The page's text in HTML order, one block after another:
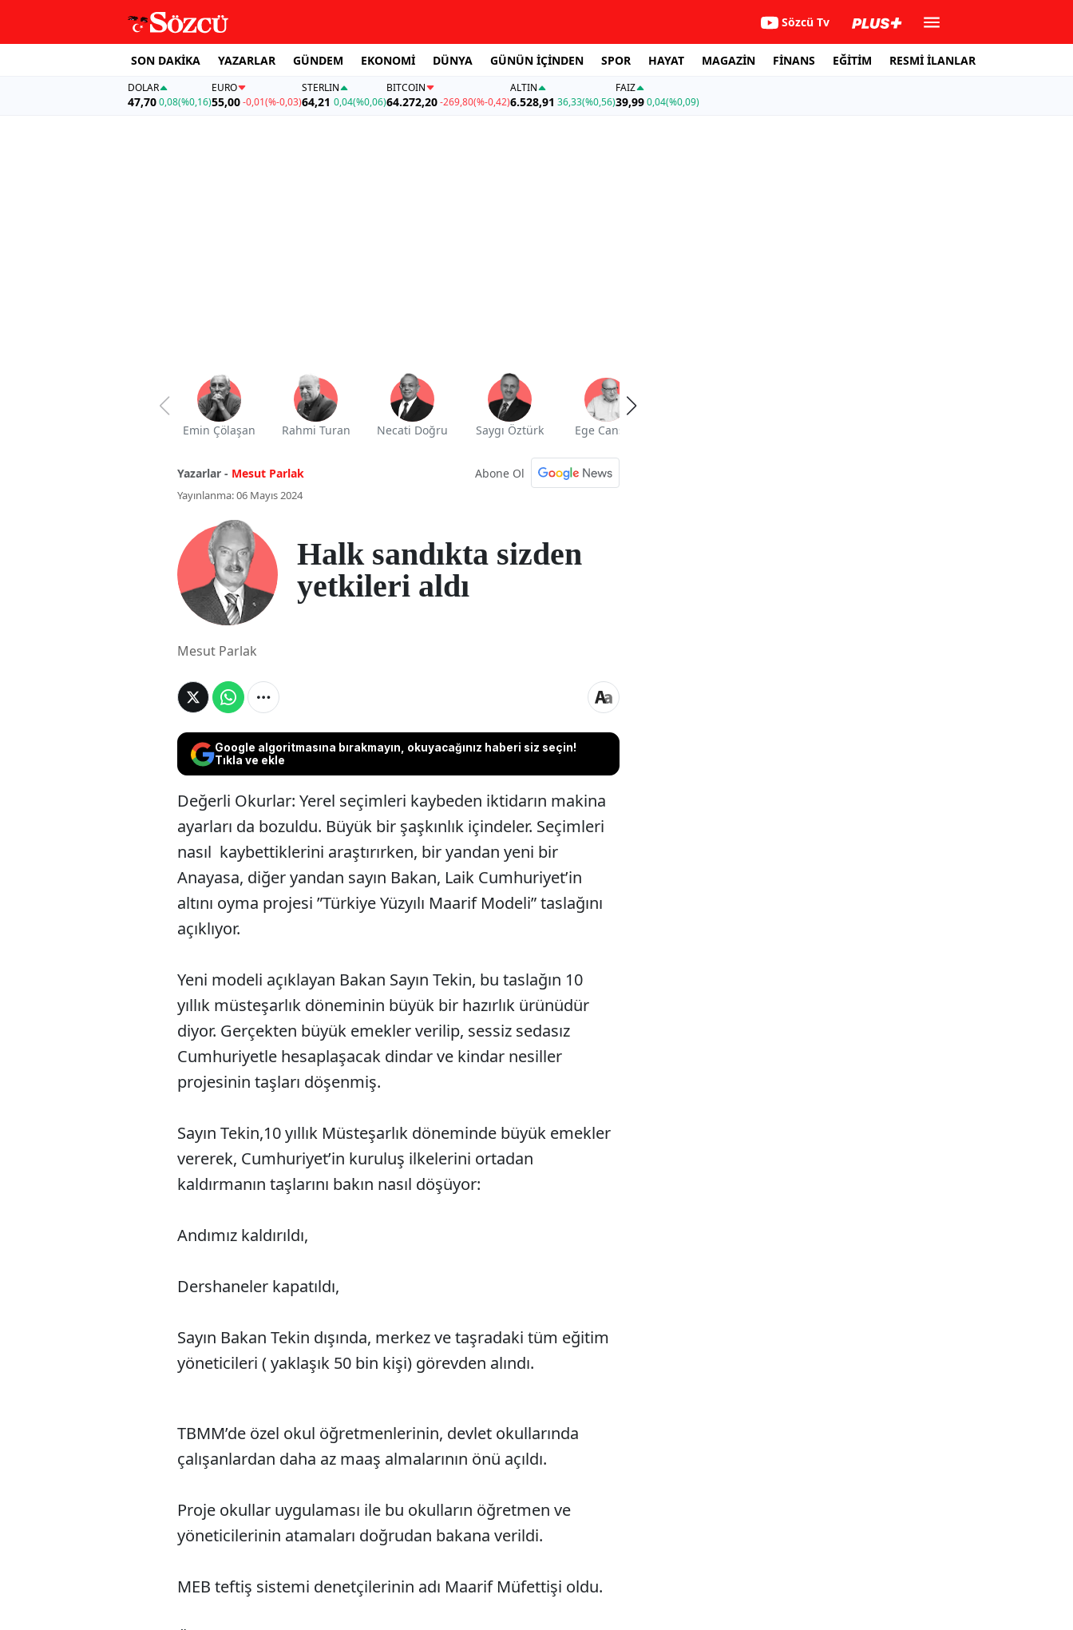
Sözcü Tv
SON DAKİKA YAZARLAR GÜNDEM EKONOMİ DÜNYA GÜNÜN İÇİNDEN SPOR HAYAT MAGAZİN FİNANS EĞİTİM RESMİ İLANLAR
DOLAR
47,700,08(%0,16)
EURO
55,00 -0,01(%-0,03)
STERLIN
64,21 0,04(%0,06)
BITCOIN
64.272,20-269,80(%-0,42)
ALTIN
6.528,91 36,33(%0,56)
FAİZ
39,990,04(%0,09)
Emin Çölaşan Rahmi Turan Necati Doğru Saygı Öztürk Ege Cansen
Yazarlar - Mesut Parlak Abone Ol
Yayınlanma: 06 Mayıs 2024
Halk sandıkta sizden
yetkileri aldı
Mesut Parlak
Google algoritmasına bırakmayın, okuyacağınız haberi siz seçin!
Tıkla ve ekle
Değerli Okurlar: Yerel seçimleri kaybeden iktidarın makina
ayarları da bozuldu. Büyük bir şaşkınlık içindeler. Seçimleri
nasıl kaybettiklerini araştırırken, bir yandan yeni bir
Anayasa, diğer yandan sayın Bakan, Laik Cumhuriyet’in
altını oyma projesi ”Türkiye Yüzyılı Maarif Modeli” taslağını
açıklıyor.
Yeni modeli açıklayan Bakan Sayın Tekin, bu taslağın 10
yıllık müsteşarlık döneminin büyük bir hazırlık ürünüdür
diyor. Gerçekten büyük emekler verilip, sessiz sedasız
Cumhuriyetle hesaplaşacak dindar ve kindar nesiller
projesinin taşları döşenmiş.
Sayın Tekin,10 yıllık Müsteşarlık döneminde büyük emekler
vererek, Cumhuriyet’in kuruluş ilkelerini ortadan
kaldırmanın taşlarını bakın nasıl döşüyor:
Andımız kaldırıldı,
Dershaneler kapatıldı,
Sayın Bakan Tekin dışında, merkez ve taşradaki tüm eğitim
yöneticileri ( yaklaşık 50 bin kişi) görevden alındı.
TBMM’de özel okul öğretmenlerinin, devlet okullarında
çalışanlardan daha az maaş almalarının önü açıldı.
Proje okullar uygulaması ile bu okulların öğretmen ve
yöneticilerinin atamaları doğrudan bakana verildi.
MEB teftiş sistemi denetçilerinin adı Maarif Müfettişi oldu.